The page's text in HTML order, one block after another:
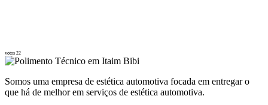
votos 22
Somos uma empresa de estética automotiva focada em entregar o
que há de melhor em serviços de estética automotiva.